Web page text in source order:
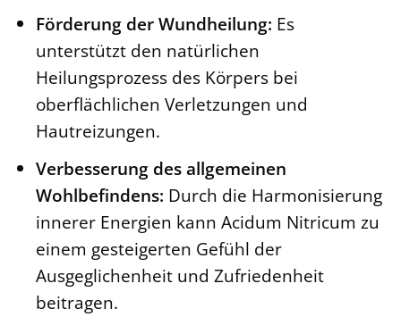
Förderung der Wundheilung: Es
unterstützt den natürlichen
Heilungsprozess des Körpers bei
oberflächlichen Verletzungen und
Hautreizungen.
Verbesserung des allgemeinen
Wohlbefindens: Durch die Harmonisierung
innerer Energien kann Acidum Nitricum zu
einem gesteigerten Gefühl der
Ausgeglichenheit und Zufriedenheit
beitragen.